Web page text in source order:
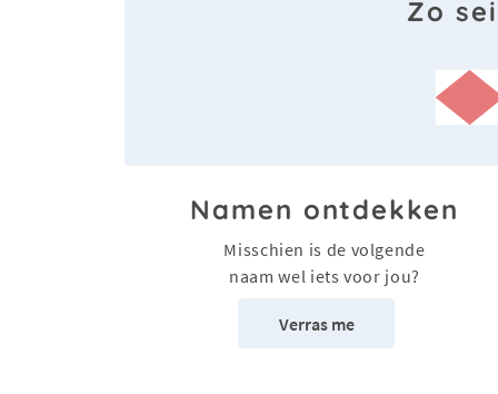
Zo
Namen ontdekken
Misschien is de volgende
naam wel iets voor jou?
Verras me